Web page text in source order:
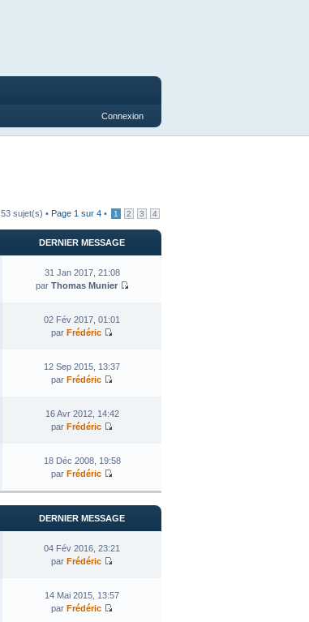
Connexion
53 sujet(s) • Page 1 sur 4 • 1 2 3 4
DERNIER MESSAGE
31 Jan 2017, 21:08
par Thomas Munier
02 Fév 2017, 01:01
par Frédéric
12 Sep 2015, 13:37
par Frédéric
16 Avr 2012, 14:42
par Frédéric
18 Déc 2008, 19:58
par Frédéric
DERNIER MESSAGE
04 Fév 2016, 23:21
par Frédéric
14 Mai 2015, 13:57
par Frédéric